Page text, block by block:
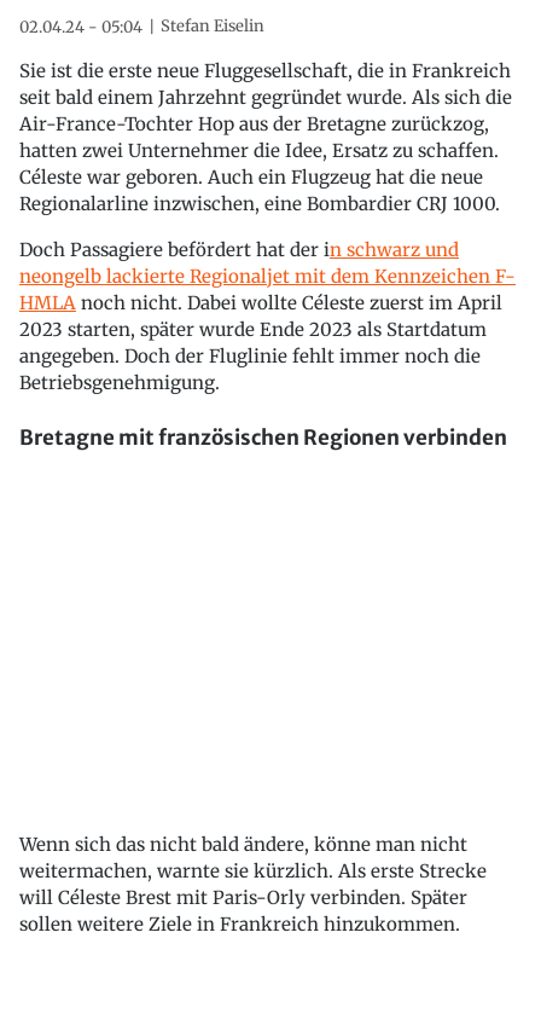
02.04.24 - 05:04 Stefan Eiselin
Sie ist die erste neue Fluggesellschaft, die in Frankreich
seit bald einem Jahrzehnt gegründet wurde. Als sich die
Air-France-Tochter Hop aus der Bretagne zurückzog,
hatten zwei Unternehmer die Idee, Ersatz zu schaffen.
Céleste war geboren. Auch ein Flugzeug hat die neue
Regionalarline inzwischen, eine Bombardier CRJ 1000.
Doch Passagiere befördert hat der in schwarz und
neongelb lackierte Regionaljet mit dem Kennzeichen F-
HMLA noch nicht. Dabei wollte Céleste zuerst im April
2023 starten, später wurde Ende 2023 als Startdatum
angegeben. Doch der Fluglinie fehlt immer noch die
Betriebsgenehmigung.
Bretagne mit französischen Regionen verbinden
Wenn sich das nicht bald ändere, könne man nicht
weitermachen, warnte sie kürzlich. Als erste Strecke
will Céleste Brest mit Paris-Orly verbinden. Später
sollen weitere Ziele in Frankreich hinzukommen.